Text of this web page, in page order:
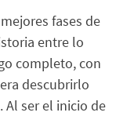
fases de
entre lo
completo, con
descubrirlo
ser el inicio de